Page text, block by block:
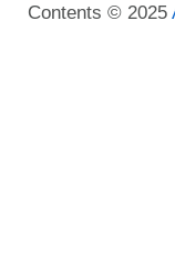
Contents © 2025